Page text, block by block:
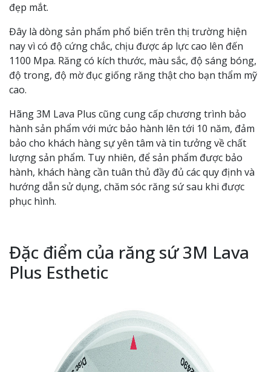
đẹp mắt.
Đây là dòng sản phẩm phổ biến trên thị trường hiện
nay vì có độ cứng chắc, chịu được áp lực cao lên đến
1100 Mpa. Răng có kích thước, màu sắc, độ sáng bóng,
độ trong, độ mờ đục giống răng thật cho bạn thẩm mỹ
cao.
Hãng 3M Lava Plus cũng cung cấp chương trình bảo
hành sản phẩm với mức bảo hành lên tới 10 năm, đảm
bảo cho khách hàng sự yên tâm và tin tưởng về chất
lượng sản phẩm. Tuy nhiên, để sản phẩm được bảo
hành, khách hàng cần tuân thủ đầy đủ các quy định và
hướng dẫn sử dụng, chăm sóc răng sứ sau khi được
phục hình.
Đặc điểm của răng sứ 3M Lava
Plus Esthetic